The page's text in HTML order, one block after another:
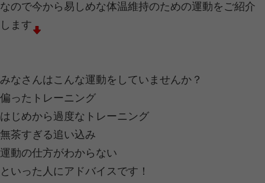
肉ならステーキ2枚（約510g）です
植物性食品に比べ、食肉は大変効率
しかし、お肉の消化に掛かる時間は
す。。。
人間の体温は約３７度、そんな空間
たら腐敗していくのは